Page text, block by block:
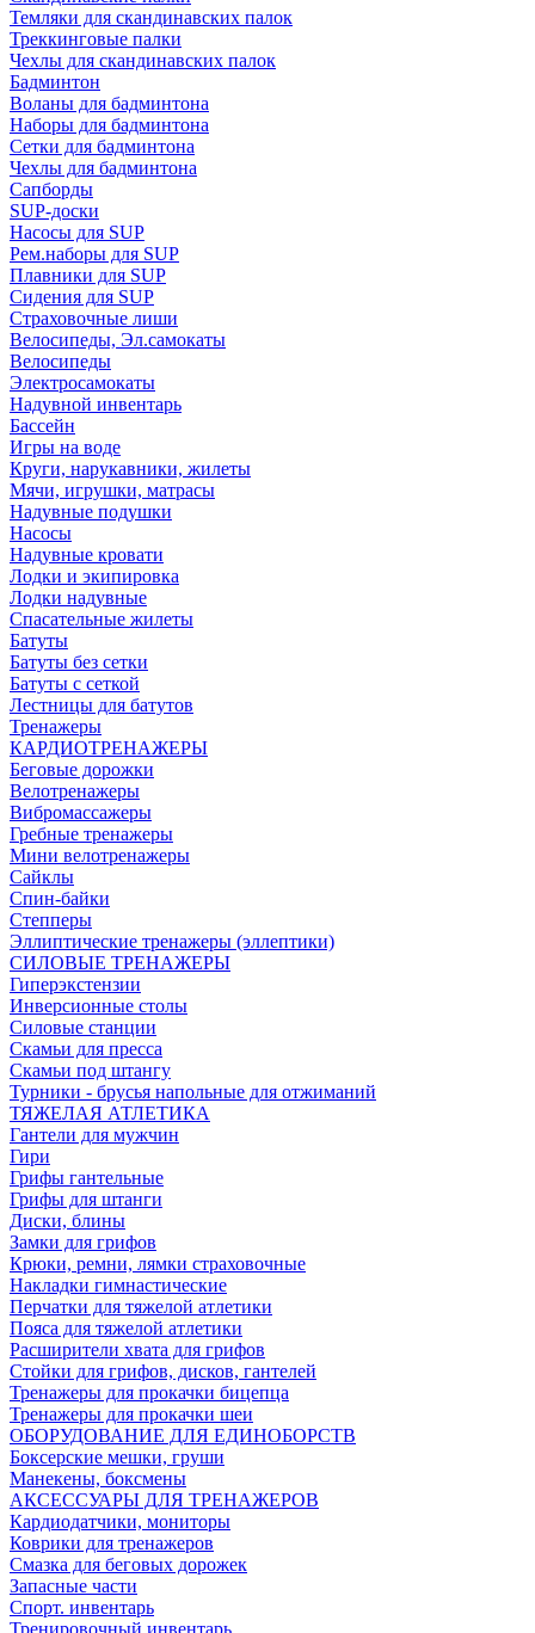
Темляки для скандинавских палок
Треккинговые палки
Чехлы для скандинавских палок
Бадминтон
Воланы для бадминтона
Наборы для бадминтона
Сетки для бадминтона
Чехлы для бадминтона
Сапборды
SUP-доски
Насосы для SUP
Рем.наборы для SUP
Плавники для SUP
Сидения для SUP
Страховочные лиши
Велосипеды, Эл.самокаты
Велосипеды
Электросамокаты
Надувной инвентарь
Бассейн
Игры на воде
Круги, нарукавники, жилеты
Мячи, игрушки, матрасы
Надувные подушки
Насосы
Надувные кровати
Лодки и экипировка
Лодки надувные
Спасательные жилеты
Батуты
Батуты без сетки
Батуты с сеткой
Лестницы для батутов
Тренажеры
КАРДИОТРЕНАЖЕРЫ
Беговые дорожки
Велотренажеры
Вибромассажеры
Гребные тренажеры
Мини велотренажеры
Сайклы
Спин-байки
Степперы
Эллиптические тренажеры (эллептики)
СИЛОВЫЕ ТРЕНАЖЕРЫ
Гиперэкстензии
Инверсионные столы
Силовые станции
Скамьи для пресса
Скамьи под штангу
Турники - брусья напольные для отжиманий
ТЯЖЕЛАЯ АТЛЕТИКА
Гантели для мужчин
Гири
Грифы гантельные
Грифы для штанги
Диски, блины
Замки для грифов
Крюки, ремни, лямки страховочные
Накладки гимнастические
Перчатки для тяжелой атлетики
Пояса для тяжелой атлетики
Расширители хвата для грифов
Стойки для грифов, дисков, гантелей
Тренажеры для прокачки бицепца
Тренажеры для прокачки шеи
ОБОРУДОВАНИЕ ДЛЯ ЕДИНОБОРСТВ
Боксерские мешки, груши
Манекены, боксмены
АКСЕССУАРЫ ДЛЯ ТРЕНАЖЕРОВ
Кардиодатчики, мониторы
Коврики для тренажеров
Смазка для беговых дорожек
Запасные части
Спорт. инвентарь
Тренировочный инвентарь